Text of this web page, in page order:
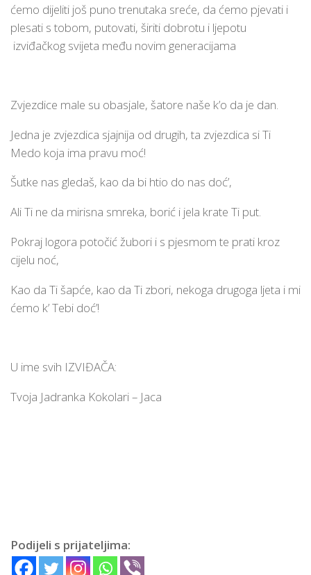
ćemo dijeliti još puno trenutaka sreće, da ćemo pjevati i
plesati s tobom, putovati, širiti dobrotu i ljepotu
izviđačkog svijeta među novim generacijama
Zvjezdice male su obasjale, šatore naše k’o da je dan.
Jedna je zvjezdica sjajnija od drugih, ta zvjezdica si Ti
Medo koja ima pravu moć!
Šutke nas gledaš, kao da bi htio do nas doć’,
Ali Ti ne da mirisna smreka, borić i jela krate Ti put.
Pokraj logora potočić žubori i s pjesmom te prati kroz
cijelu noć,
Kao da Ti šapće, kao da Ti zbori, nekoga drugoga ljeta i mi
ćemo k’ Tebi doć’!
U ime svih IZVIĐAČA:
Tvoja Jadranka Kokolari – Jaca
Podijeli s prijateljima: